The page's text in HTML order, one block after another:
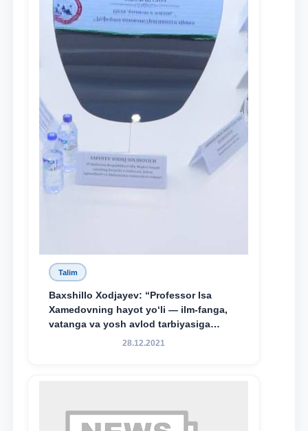
Talim
Baxshillo Xodjayev: “Professor Isa
Xamedovning hayot yo‘li — ilm-fanga,
vatanga va yosh avlod tarbiyasiga
sodiqlikning oliy namunasidir”.
28.12.2021